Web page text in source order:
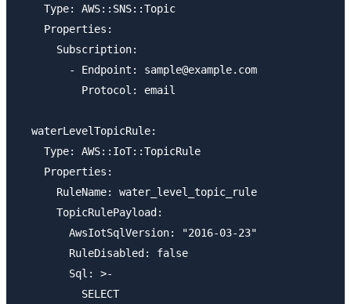
    Type: AWS::SNS::Topic
    Properties:
      Subscription:
        - Endpoint: sample@example.com
          Protocol: email
  waterLevelTopicRule:
    Type: AWS::IoT::TopicRule
    Properties:
      RuleName: water_level_topic_rule
      TopicRulePayload:
        AwsIotSqlVersion: "2016-03-23"
        RuleDisabled: false
        Sql: >-
          SELECT